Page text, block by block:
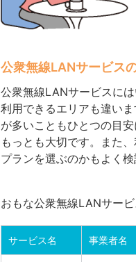
公衆無線LANサービス
公衆無線LANサービスに
利用できるエリアも違い
が多いこともひとつの目
もっとも大切です。また
プランを選ぶのかもよく検
おもな公衆無線LANサー
サービス名 事業者名